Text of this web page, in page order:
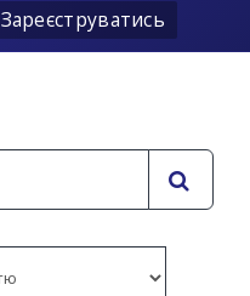
Зареєструватись